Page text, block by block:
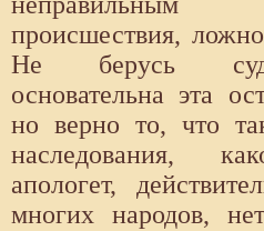
происшествия,
Не берусь
основательна эта
но верно то, что
наследования,
апологет,
многих народов,